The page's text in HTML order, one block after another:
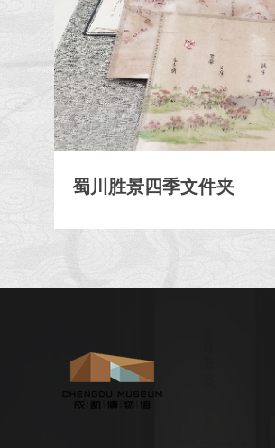
蜀川胜景四季文件夹